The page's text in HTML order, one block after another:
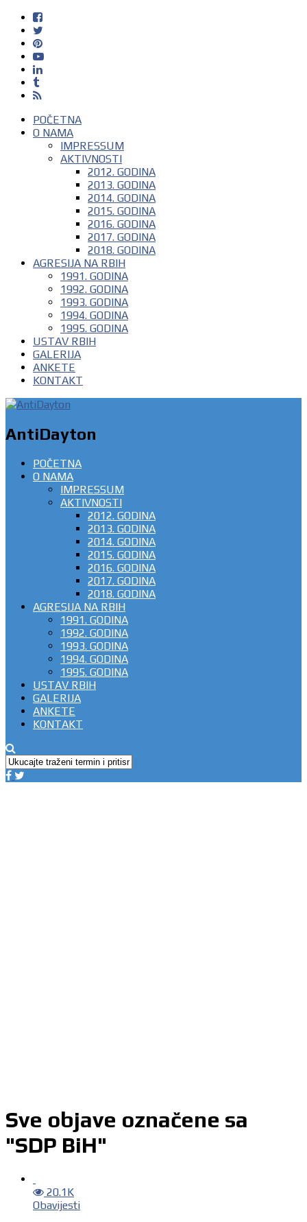
POČETNA
O NAMA
IMPRESSUM
AKTIVNOSTI
2012. GODINA
2013. GODINA
2014. GODINA
2015. GODINA
2016. GODINA
2017. GODINA
2018. GODINA
AGRESIJA NA RBIH
1991. GODINA
1992. GODINA
1993. GODINA
1994. GODINA
1995. GODINA
USTAV RBIH
GALERIJA
ANKETE
KONTAKT
AntiDayton
POČETNA
O NAMA
IMPRESSUM
AKTIVNOSTI
2012. GODINA
2013. GODINA
2014. GODINA
2015. GODINA
2016. GODINA
2017. GODINA
2018. GODINA
AGRESIJA NA RBIH
1991. GODINA
1992. GODINA
1993. GODINA
1994. GODINA
1995. GODINA
USTAV RBIH
GALERIJA
ANKETE
KONTAKT
Sve objave označene sa
"SDP BiH"
20.1K
Obavijesti